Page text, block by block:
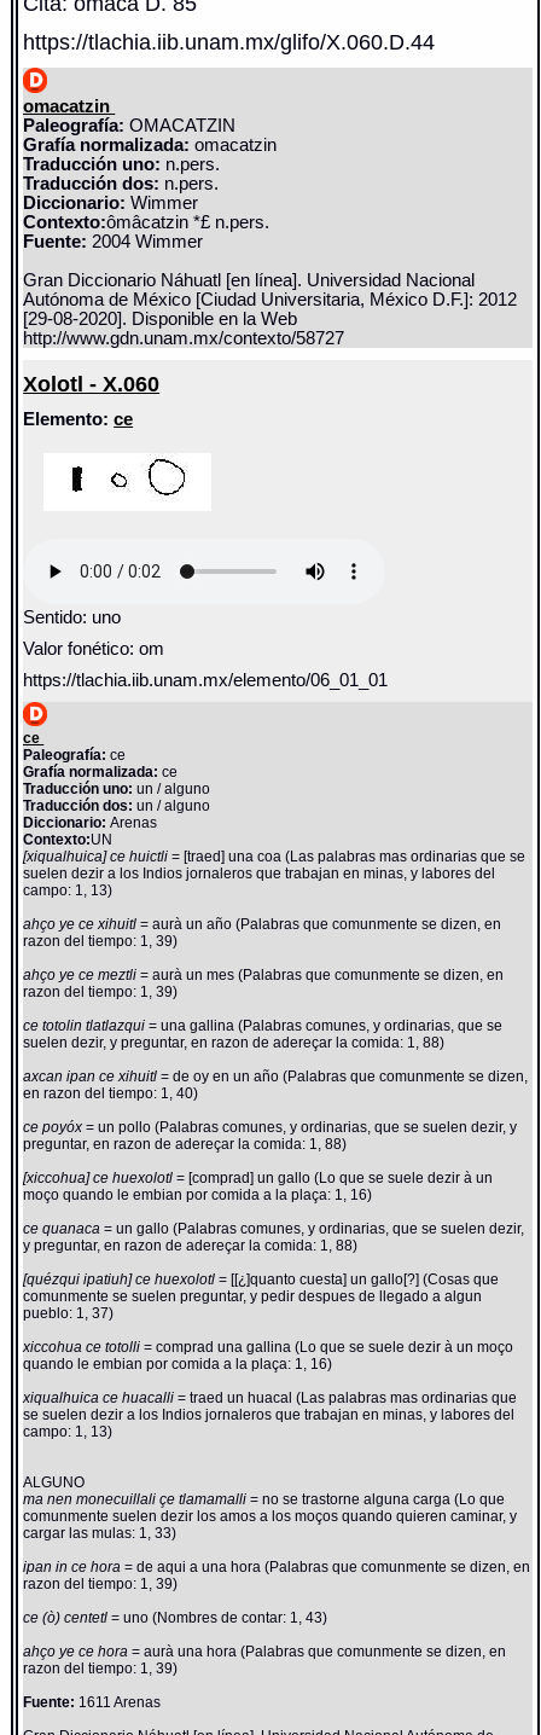
https://tlachia.iib.unam.mx/glifo/X.060.D.44
omacatzin
Paleografía: OMACATZIN
Grafía normalizada: omacatzin
Traducción uno: n.pers.
Traducción dos: n.pers.
Diccionario:Wimmer
Contexto:ômâcatzin *£ n.pers.
Fuente: 2004 Wimmer
Gran Diccionario Náhuatl [en línea]. Universidad Nacional
Autónoma de México [Ciudad Universitaria, México D.F.]: 2012
[29-08-2020]. Disponible en la Web
http://www.gdn.unam.mx/contexto/58727
Xolotl - X.060
Elemento:ce
Sentido: uno
Valor fonético: om
https://tlachia.iib.unam.mx/elemento/06_01_01
ce
Paleografía: ce
Grafía normalizada: ce
Traducción uno: un / alguno
Traducción dos: un / alguno
Diccionario:Arenas
Contexto:UN
[xiqualhuica] ce huictli= [traed] una coa (Las palabras mas ordinarias que se
suelen dezir a los Indios jornaleros que trabajan en minas, y labores del
campo: 1, 13)
ahço ye ce xihuitl= aurà un año (Palabras que comunmente se dizen, en
razon del tiempo: 1, 39)
ahço ye ce meztli= aurà un mes (Palabras que comunmente se dizen, en
razon del tiempo: 1, 39)
ce totolin tlatlazqui= una gallina (Palabras comunes, y ordinarias, que se
suelen dezir, y preguntar, en razon de adereçar la comida: 1, 88)
axcan ipan ce xihuitl= de oy en un año (Palabras que comunmente se dizen,
en razon del tiempo: 1, 40)
ce poyóx= un pollo (Palabras comunes, y ordinarias, que se suelen dezir, y
preguntar, en razon de adereçar la comida: 1, 88)
[xiccohua] ce huexolotl= [comprad] un gallo (Lo que se suele dezir à un
moço quando le embian por comida a la plaça: 1, 16)
ce quanaca= un gallo (Palabras comunes, y ordinarias, que se suelen dezir,
y preguntar, en razon de adereçar la comida: 1, 88)
[quézqui ipatiuh] ce huexolotl= [[¿]quanto cuesta] un gallo[?] (Cosas que
comunmente se suelen preguntar, y pedir despues de llegado a algun
pueblo: 1, 37)
xiccohua ce totolli= comprad una gallina (Lo que se suele dezir à un moço
quando le embian por comida a la plaça: 1, 16)
xiqualhuica ce huacalli= traed un huacal (Las palabras mas ordinarias que
se suelen dezir a los Indios jornaleros que trabajan en minas, y labores del
campo: 1, 13)
ALGUNO
ma nen monecuillali çe tlamamalli= no se trastorne alguna carga (Lo que
comunmente suelen dezir los amos a los moços quando quieren caminar, y
cargar las mulas: 1, 33)
ipan in ce hora= de aqui a una hora (Palabras que comunmente se dizen, en
razon del tiempo: 1, 39)
ce (ò) centetl= uno (Nombres de contar: 1, 43)
ahço ye ce hora= aurà una hora (Palabras que comunmente se dizen, en
razon del tiempo: 1, 39)
Fuente: 1611 Arenas